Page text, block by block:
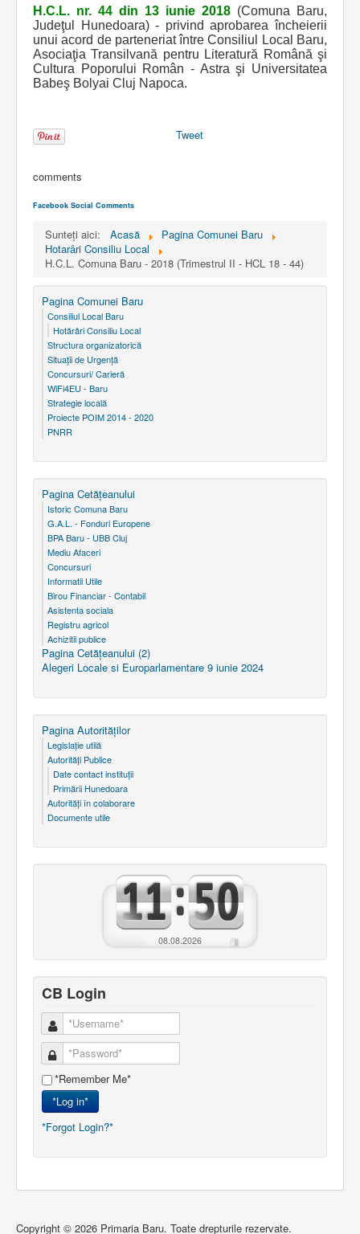
H.C.L. nr. 44 din 13 iunie 2018 (Comuna Baru,
Judeţul Hunedoara) - privind aprobarea încheierii
unui acord de parteneriat între Consiliul Local Baru,
Asociaţia Transilvană pentru Literatură Română şi
Cultura Poporului Român - Astra şi Universitatea
Babeş Bolyai Cluj Napoca.
Tweet
comments
Facebook Social Comments
Sunteți aici: Acasă
Pagina Comunei Baru
Hotarâri Consiliu Local
H.C.L. Comuna Baru - 2018 (Trimestrul II - HCL 18 - 44)
Pagina Comunei Baru
Consiliul Local Baru
Hotărâri Consiliu Local
Structura organizatorică
Situaţii de Urgenţă
Concursuri/ Carieră
WiFi4EU - Baru
Strategie locală
Proiecte POIM 2014 - 2020
PNRR
Pagina Cetăţeanului
Istoric Comuna Baru
G.A.L. - Fonduri Europene
BPA Baru - UBB Cluj
Mediu Afaceri
Concursuri
Informatii Utile
Birou Financiar - Contabil
Asistenta sociala
Registru agricol
Achizitii publice
Pagina Cetăţeanului (2)
Alegeri Locale si Europarlamentare 9 iunie 2024
Pagina Autorităţilor
Legislaţie utilă
Autorităţi Publice
Date contact instituţii
Primării Hunedoara
Autorităţi în colaborare
Documente utile
08.08.2026
CB Login
*Remember Me*
*Log in*
*Forgot Login?*
Copyright © 2026 Primaria Baru. Toate drepturile rezervate.